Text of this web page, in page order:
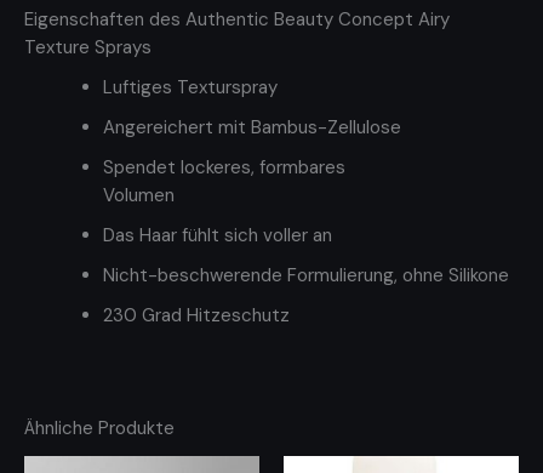
Eigenschaften des Authentic Beauty Concept Airy
Texture Sprays
Luftiges Texturspray
Angereichert mit Bambus-Zellulose
Spendet lockeres, formbares
Volumen
Das Haar fühlt sich voller an
Nicht-beschwerende Formulierung, ohne Silikone
230 Grad Hitzeschutz
Ähnliche Produkte